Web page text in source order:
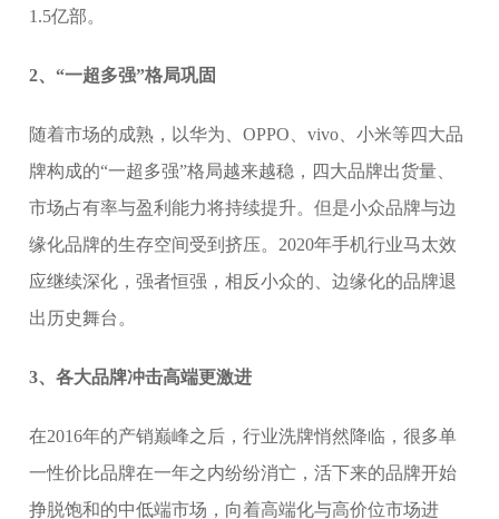
1.5亿部。
2、“一超多强”格局巩固
随着市场的成熟，以华为、OPPO、vivo、小米等四大品
牌构成的“一超多强”格局越来越稳，四大品牌出货量、
市场占有率与盈利能力将持续提升。但是小众品牌与边
缘化品牌的生存空间受到挤压。2020年手机行业马太效
应继续深化，强者恒强，相反小众的、边缘化的品牌退
出历史舞台。
3、各大品牌冲击高端更激进
在2016年的产销巅峰之后，行业洗牌悄然降临，很多单
一性价比品牌在一年之内纷纷消亡，活下来的品牌开始
挣脱饱和的中低端市场，向着高端化与高价位市场进